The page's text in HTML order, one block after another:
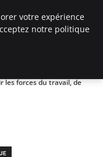
les forces du travail, de
votre expérience
notre politique